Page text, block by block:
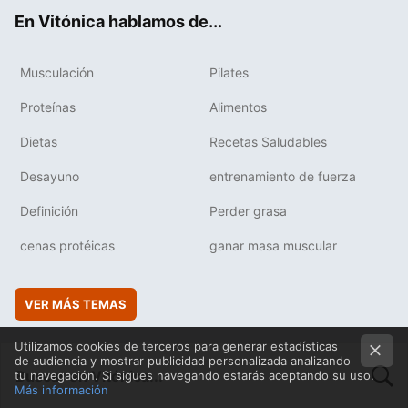
En Vitónica hablamos de...
Musculación Pilates
Proteínas Alimentos
Dietas Recetas Saludables
Desayuno entrenamiento de fuerza
Definición Perder grasa
cenas protéicas ganar masa muscular
VER MÁS TEMAS
Utilizamos cookies de terceros para generar estadísticas
de audiencia y mostrar publicidad personalizada analizando
tu navegación. Si sigues navegando estarás aceptando su uso.
Más información